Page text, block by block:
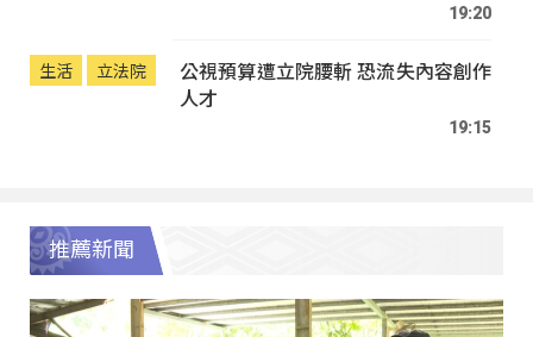
19:20
生活 立法院
公視預算遭立院腰斬 恐流失內容創作
人才
19:15
推薦新聞